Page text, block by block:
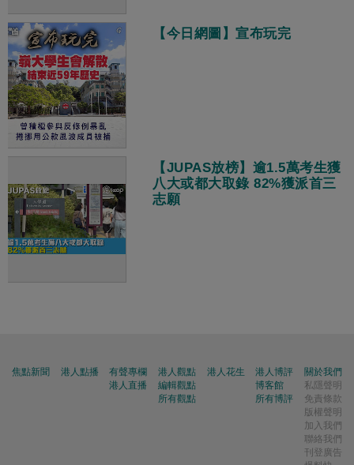
【今日網圖】宣布玩完
【JUPAS放榜】逾1.5萬考生獲
八大或都大取錄 82%獲派首三
志願
焦點新聞 港人點播
有聲專欄
港人直播
港人觀點
編輯觀點
所有觀點
港人花生
港人博評
博客館
所有博評
關於我們
私隱聲明
免責條款
版權聲明
加入我們
聯絡我們
刊登廣告